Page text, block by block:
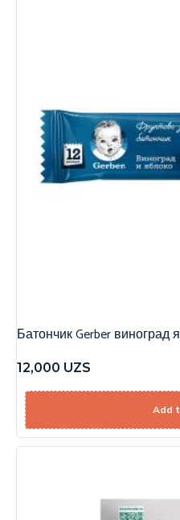
Батончик Gerber виноград
12,000 UZS
Add